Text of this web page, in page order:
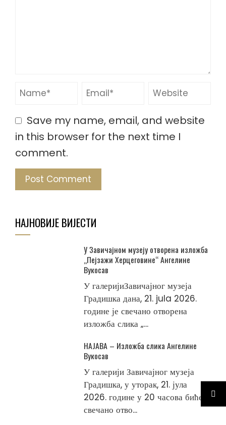
Save my name, email, and website
in this browser for the next time I
comment.
НАЈНОВИЈЕ ВИЈЕСТИ
У Завичајном музеју отворена изложба
„Пејзажи Херцеговине“ Ангелине
Вукосав
У галеријиЗавичајног музеја
Градишка дана, 21. jula 2026.
године је свечано отворена
изложба слика „...
НАЈАВА – Изложба слика Ангелине
Вукосав
У галерији Завичајног музеја
Градишка, у уторак, 21. јула
2026. године у 20 часова биће
свечано отво...